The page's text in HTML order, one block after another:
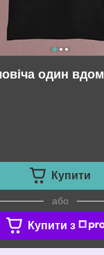
один
Купити
або
Купити з